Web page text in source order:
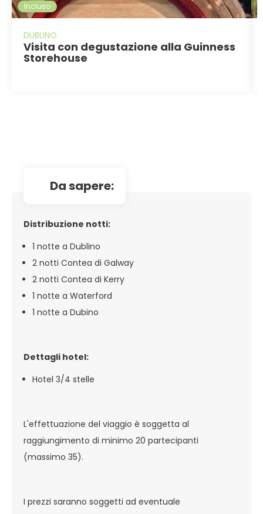
Incluso
DUBLINO
Visita con degustazione alla Guinness
Storehouse
da sapere:
Distribuzione notti:
1 notte a Dublino
2 notti Contea di Galway
2 notti Contea di Kerry
1 notte a Waterford
1 notte a Dubino
Dettagli hotel:
Hotel 3/4 stelle
L'effettuazione del viaggio è soggetta al
raggiungimento di minimo 20 partecipanti
(massimo 35).
I prezzi saranno soggetti ad eventuale